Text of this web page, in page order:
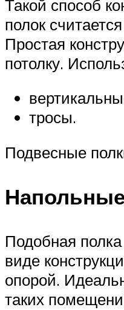
Такой способ
полок
Простая
потолку.
тросы.
Подвесные
Подобная
виде
опорой.
таких